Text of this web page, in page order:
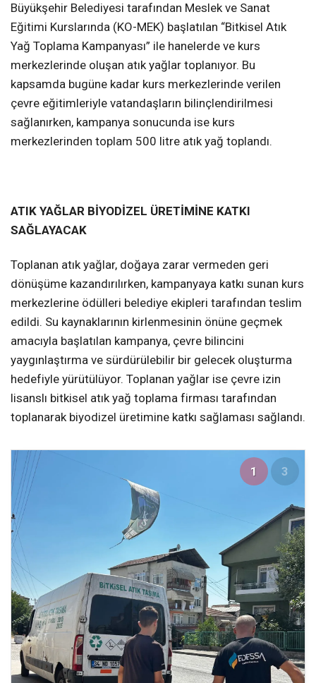
Büyükşehir Belediyesi tarafından Meslek ve Sanat
Eğitimi Kurslarında (KO-MEK) başlatılan “Bitkisel Atık
Yağ Toplama Kampanyası” ile hanelerde ve kurs
merkezlerinde oluşan atık yağlar toplanıyor. Bu
kapsamda bugüne kadar kurs merkezlerinde verilen
çevre eğitimleriyle vatandaşların bilinçlendirilmesi
sağlanırken, kampanya sonucunda ise kurs
merkezlerinden toplam 500 litre atık yağ toplandı.
ATIK YAĞLAR BİYODİZEL ÜRETİMİNE KATKI
SAĞLAYACAK
Toplanan atık yağlar, doğaya zarar vermeden geri
dönüşüme kazandırılırken, kampanyaya katkı sunan kurs
merkezlerine ödülleri belediye ekipleri tarafından teslim
edildi. Su kaynaklarının kirlenmesinin önüne geçmek
amacıyla başlatılan kampanya, çevre bilincini
yaygınlaştırma ve sürdürülebilir bir gelecek oluşturma
hedefiyle yürütülüyor. Toplanan yağlar ise çevre izin
lisanslı bitkisel atık yağ toplama firması tarafından
toplanarak biyodizel üretimine katkı sağlaması sağlandı.
1 3